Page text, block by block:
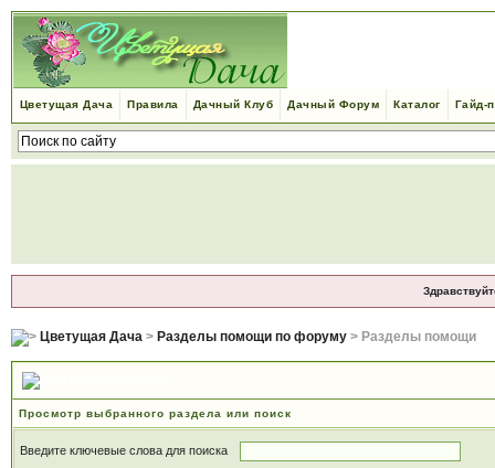
Цветущая Дача Правила Дачный Клуб Дачный Форум Каталог Гайд-
Цветущая Дача> Разделы помощи по форуму> Разделы помощи
Просмотр выбранного раздела или поиск
Введите ключевые слова для поиска